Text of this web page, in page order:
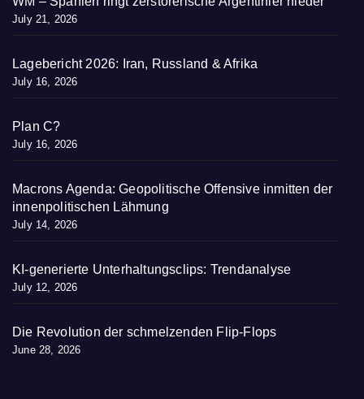
July 21, 2026
Lagebericht 2026: Iran, Russland & Afrika
July 16, 2026
Plan C?
July 16, 2026
Macrons Agenda: Geopolitische Offensive inmitten der
innenpolitischen Lähmung
July 14, 2026
KI-generierte Unterhaltungsclips: Trendanalyse
July 12, 2026
Die Revolution der schmelzenden Flip-Flops
June 28, 2026